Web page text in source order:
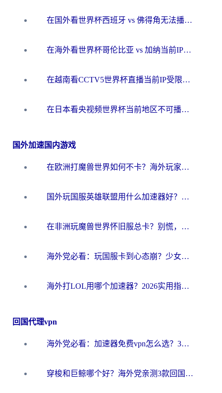
在国外看世界杯西班牙 vs 佛得角无法播放？这篇指南帮你解锁所有中文体育直播
在海外看世界杯哥伦比亚 vs 加纳当前IP受限制？这篇指南帮你流畅看中文解说赛事
在越南看CCTV5世界杯直播当前IP受限制？海外党体育观赛终极指南来了
在日本看央视频世界杯当前地区不可播放？海外党体育观赛终极指南
国外加速国内游戏
在欧洲打魔兽世界如何不卡？海外玩家的国服游戏加速终极攻略
国外玩国服英雄联盟用什么加速器好？海外党亲测有效的国服游戏加速指南
在非洲玩魔兽世界怀旧服总卡？别慌，这份指南帮你丝滑开荒
海外党必看：玩国服卡到心态崩？少女前线云图计划加速器免费推荐+碧蓝航线足球世界流畅攻略
海外打LOL用哪个加速器？2026实用指南：从延迟到设备适配，一篇解决你的国服游戏痛点
回国代理vpn
海外党必看：加速器免费vpn怎么选？3步教你无缝访问国内资源
穿梭和巨鲸哪个好？海外党亲测3款回国加速器，教你避开90%的坑